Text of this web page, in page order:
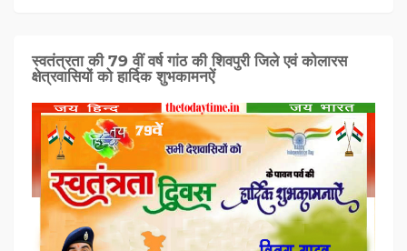
स्वतंत्रता की 79 वीं वर्ष गांठ की शिवपुरी जिले एवं कोलारस
क्षेत्रवासियों को हार्दिक शुभकामनऐं